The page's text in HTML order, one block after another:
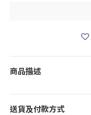
商品描述
送貨及付款方式